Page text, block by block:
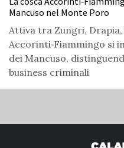
Mancuso nel Monte Poro
Attiva tra Zungri, Drapia,
Accorinti‑Fiammingo si
dei Mancuso,
business criminali